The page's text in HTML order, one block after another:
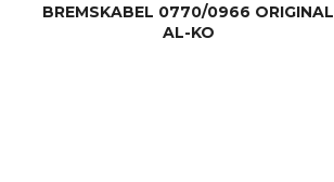
BREMSKABEL 0770/0966 ORIGINAL
AL-KO